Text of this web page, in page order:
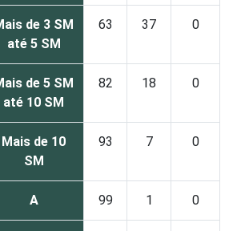
de 3 SM
até 5 SM
63 37 0
de 5 SM
até 10 SM
82 18 0
Mais de 10
SM
93 7 0
A 99 1 0